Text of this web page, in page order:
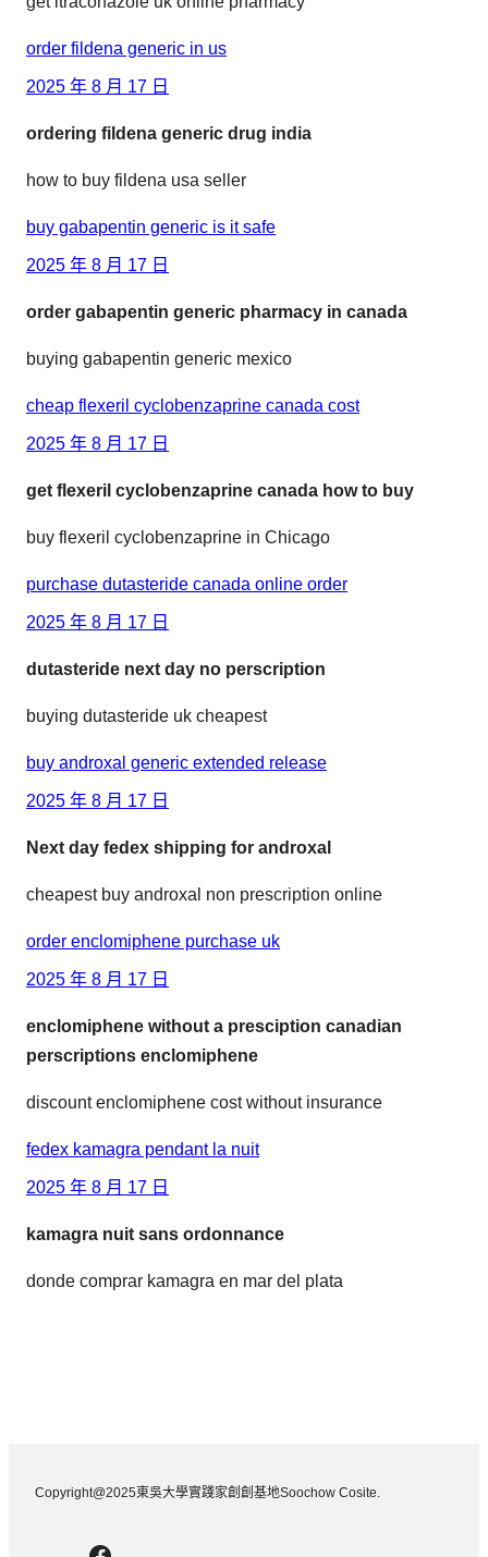
order fildena generic in us
2025 年 8 月 17 日
ordering fildena generic drug india
how to buy fildena usa seller
buy gabapentin generic is it safe
2025 年 8 月 17 日
order gabapentin generic pharmacy in canada
buying gabapentin generic mexico
cheap flexeril cyclobenzaprine canada cost
2025 年 8 月 17 日
get flexeril cyclobenzaprine canada how to buy
buy flexeril cyclobenzaprine in Chicago
purchase dutasteride canada online order
2025 年 8 月 17 日
dutasteride next day no perscription
buying dutasteride uk cheapest
buy androxal generic extended release
2025 年 8 月 17 日
Next day fedex shipping for androxal
cheapest buy androxal non prescription online
order enclomiphene purchase uk
2025 年 8 月 17 日
enclomiphene without a presciption canadian
perscriptions enclomiphene
discount enclomiphene cost without insurance
fedex kamagra pendant la nuit
2025 年 8 月 17 日
kamagra nuit sans ordonnance
donde comprar kamagra en mar del plata
Copyright@2025東吳大學實踐家創創基地Soochow Cosite.